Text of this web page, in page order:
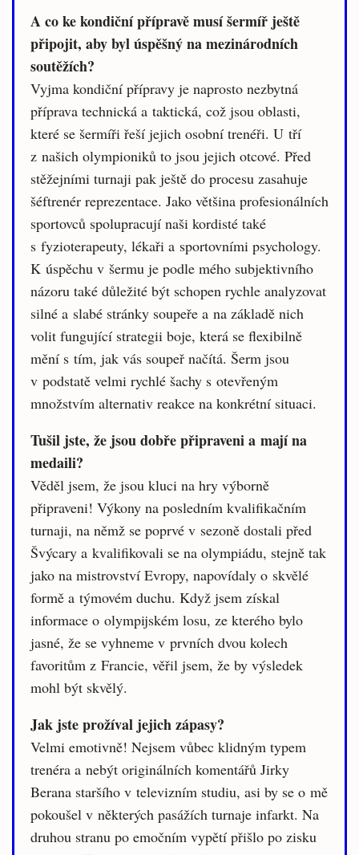
A co ke kondiční přípravě musí šermíř ještě
připojit, aby byl úspěšný na mezinárodních
soutěžích?
Vyjma kondiční přípravy je naprosto nezbytná
příprava technická a taktická, což jsou oblasti,
které se šermíři řeší jejich osobní trenéři. U tří
z našich olympioniků to jsou jejich otcové. Před
stěžejními turnaji pak ještě do procesu zasahuje
šéftrenér reprezentace. Jako většina profesionálních
sportovců spolupracují naši kordisté také
s fyzioterapeuty, lékaři a sportovními psychology.
K úspěchu v šermu je podle mého subjektivního
názoru také důležité být schopen rychle analyzovat
silné a slabé stránky soupeře a na základě nich
volit fungující strategii boje, která se flexibilně
mění s tím, jak vás soupeř načítá. Šerm jsou
v podstatě velmi rychlé šachy s otevřeným
množstvím alternativ reakce na konkrétní situaci.
Tušil jste, že jsou dobře připraveni a mají na
medaili?
Věděl jsem, že jsou kluci na hry výborně
připraveni! Výkony na posledním kvalifikačním
turnaji, na němž se poprvé v sezoně dostali před
Švýcary a kvalifikovali se na olympiádu, stejně tak
jako na mistrovství Evropy, napovídaly o skvělé
formě a týmovém duchu. Když jsem získal
informace o olympijském losu, ze kterého bylo
jasné, že se vyhneme v prvních dvou kolech
favoritům z Francie, věřil jsem, že by výsledek
mohl být skvělý.
Jak jste prožíval jejich zápasy?
Velmi emotivně! Nejsem vůbec klidným typem
trenéra a nebýt originálních komentářů Jirky
Berana staršího v televizním studiu, asi by se o mě
pokoušel v některých pasážích turnaje infarkt. Na
druhou stranu po emočním vypětí přišlo po zisku